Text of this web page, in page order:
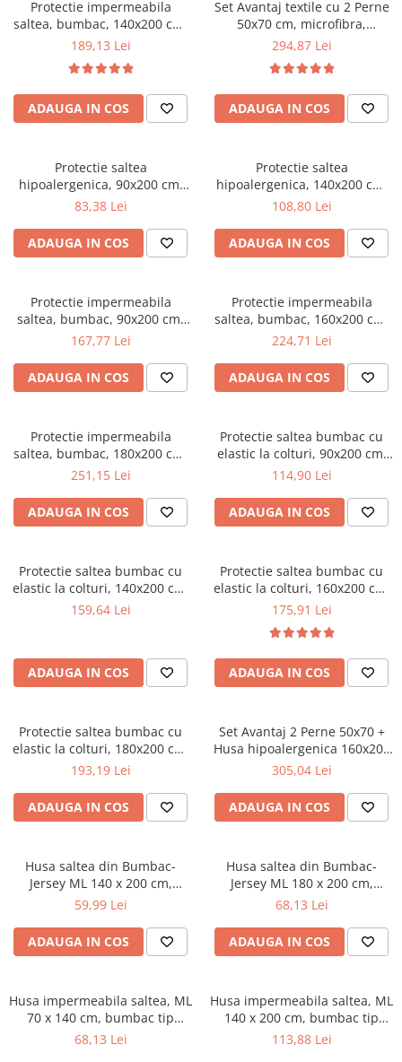
Saltele Pocket
Saltele cu arcuri impachetate
Saltele Memory Pocket
Saltele Memory Foam
Saltele Memory Pocket
Saltele cu spuma
Saltele cu spuma
Saltele Latex
Saltele 140x200
Saltele 160x200
Saltele 180x200
Top saltele
Top saltele 10 cm
Top saltele memory 5 cm
Top saltele MemoHR 6.5 cm
Saltele ieftine
Saltele cu plasa de arcuri
Noptiere
Paturi
Mobilier living
Mobila living
Comode living
Set mese plus scaune
Mobilier birou
Etajere Birou
Dulap birou
Scaune pentru birou
Scaune pentru vizitatori
Mobilier bucatarie
Mese bucatarie
Mobila bucatarie
Mobila hol
Suporturi si rafturi pantofi
Pantofare
Seturi mobilier hol
Suport pentru umerase
Etajere
Mobilier gradinita
Mese gradinita
Set mese si scaune gradinita
Mobilier copii
Mobila camera copii
Scaune birou pentru copii
Paturi copii
Masa si scaune gradinita
Seturi comode living si dormitor
Scaune birou
Scaune profesionale
Scaune birou copii
Scaune gradinita
Scaune conferinta
Protectie impermeabila
saltea, bumbac, 140x200 cm,
interior poliuretan, lavabila la
189,13 Lei
ADAUGA IN COS
Set Avantaj textile cu 2 Perne
50x70 cm, microfibra,
umplutura fibra siliconizata,
140x200 cm, matlasata
ultrasonic si pilota iarna
180x200 cm, antialergenica,
alb
294,87 Lei
ADAUGA IN COS
Protectie saltea
hipoalergenica, 90x200 cm,
colturi rotunjite, matlasata
lavabila la 95°C, alb
83,38 Lei
ADAUGA IN COS
Protectie saltea
hipoalergenica, 140x200 cm,
colturi rotunjite, matlasata
lavabila la 95°C, alb
108,80 Lei
ADAUGA IN COS
Protectie impermeabila
saltea, bumbac, 90x200 cm,
interior poliuretan, lavabila la
167,77 Lei
ADAUGA IN COS
Protectie impermeabila
saltea, bumbac, 160x200 cm,
interior poliuretan, lavabila la
224,71 Lei
ADAUGA IN COS
Protectie impermeabila
saltea, bumbac, 180x200 cm,
interior poliuretan, lavabila la
251,15 Lei
ADAUGA IN COS
Protectie saltea bumbac cu
elastic la colturi, 90x200 cm,
umplutura fibre poliester, 150
114,90 Lei
ADAUGA IN COS
Protectie saltea bumbac cu
elastic la colturi, 140x200 cm,
umplutura fibre poliester, 150
159,64 Lei
ADAUGA IN COS
Protectie saltea bumbac cu
elastic la colturi, 160x200 cm,
umplutura fibre poliester, 150
175,91 Lei
ADAUGA IN COS
Protectie saltea bumbac cu
elastic la colturi, 180x200 cm,
umplutura fibre poliester, 150
193,19 Lei
ADAUGA IN COS
Set Avantaj 2 Perne 50x70 +
Husa hipoalergenica 160x200
+ Pilota iarna 180x200
305,04 Lei
ADAUGA IN COS
Husa saltea din Bumbac-
Jersey ML 140 x 200 cm,
lavabila la 40°C, prindere cu
59,99 Lei
ADAUGA IN COS
Husa saltea din Bumbac-
Jersey ML 180 x 200 cm,
lavabila la 40°C, prindere cu
68,13 Lei
ADAUGA IN COS
Husa impermeabila saltea, ML
70 x 140 cm, bumbac tip
frotir, poliuretan, lavabila la
68,13 Lei
Husa impermeabila saltea, ML
140 x 200 cm, bumbac tip
frotir, poliuretan, lavabila la
113,88 Lei